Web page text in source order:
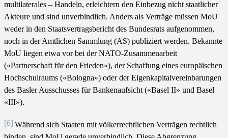
multilaterales – Handeln, erleichtern den Einbezug nicht staatlicher
Akteure und sind unverbindlich. Anders als Verträge müssen MoU
weder in den Staatsvertragsbericht des Bundesrats aufgenommen,
noch in der Amtlichen Sammlung (AS) publiziert werden. Bekannte
MoU liegen etwa vor bei der NATO-Zusammenarbeit
(«Partnerschaft für den Frieden»), der Schaffung eines europäischen
Hochschulraums («Bologna») oder der Eigenkapitalvereinbarungen
des Basler Ausschusses für Bankenaufsicht («Basel II» und Basel
«III»).
[6] Während sich Staaten mit völkerrechtlichen Verträgen rechtlich